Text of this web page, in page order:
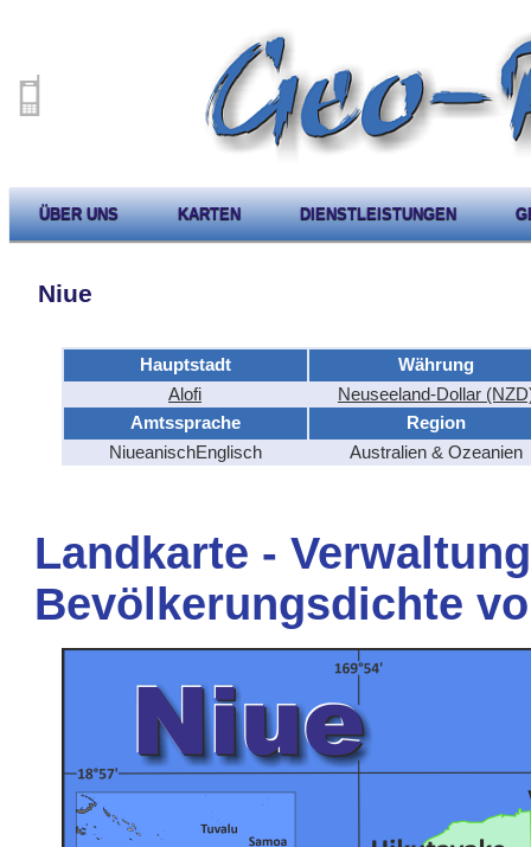
ÜBER UNS KARTEN DIENSTLEISTUNGEN
Niue
Hauptstadt
Währung
Alofi
Neuseeland-Dollar
Amtssprache
Region
NiueanischEnglisch Australien & Ozeanien
Landkarte -
Bevölkerungsdichte